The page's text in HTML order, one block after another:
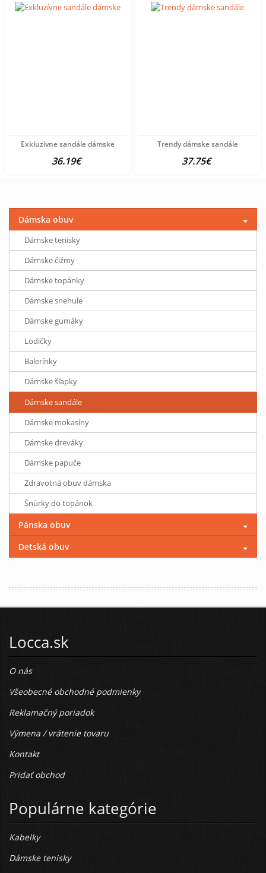
Exkluzívne sandále dámske
36.19€
Trendy dámske sandále
37.75€
Dámska obuv
Dámske tenisky
Dámske čižmy
Dámske topánky
Dámske snehule
Dámske gumáky
Lodičky
Balerínky
Dámske šľapky
Dámske sandále
Dámske mokasíny
Dámske dreváky
Dámske papuče
Zdravotná obuv dámska
Šnúrky do topánok
Pánska obuv
Detská obuv
Locca.sk
O nás
Všeobecné obchodné podmienky
Reklamačný poriadok
Výmena / vrátenie tovaru
Kontakt
Pridať obchod
Populárne kategórie
Kabelky
Dámske tenisky